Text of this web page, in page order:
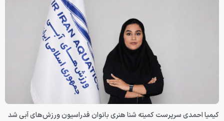
کیمیا احمدی سرپرست کمیته شنا هنری بانوان فدراسیون ورزش‌های آبی شد